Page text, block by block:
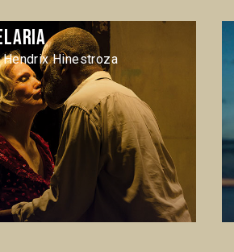
Hendrix Hinestroza